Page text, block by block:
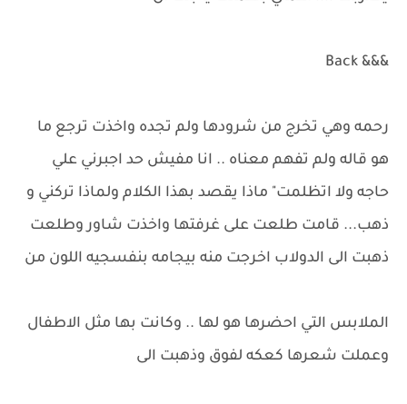
&&& Back
رحمه وهي تخرج من شرودها ولم تجده واخذت ترجع ما
هو قاله ولم تفهم معناه .. انا مفيش حد اجبرني علي
حاجه ولا اتظلمت" ماذا يقصد بهذا الكلام ولماذا تركني و
ذهب... قامت طلعت على غرفتها واخذت شاور وطلعت
ذهبت الى الدولاب اخرجت منه بيجامه بنفسجيه اللون من
الملابس التي احضرها هو لها .. وكانت بها مثل الاطفال
وعملت شعرها كعكه لفوق وذهبت الى